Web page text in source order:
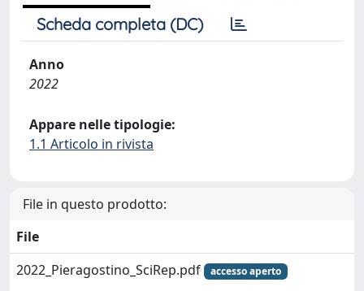
Scheda completa (DC)
Anno
2022
Appare nelle tipologie:
1.1 Articolo in rivista
File in questo prodotto:
File
2022_Pieragostino_SciRep.pdf
accesso aperto